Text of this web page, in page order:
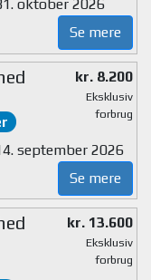
oktober 2026
Se mere
kr. 8.200
Eksklusiv
forbrug
september 2026
Se mere
kr. 13.600
Eksklusiv
forbrug